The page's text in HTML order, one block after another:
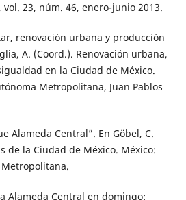
23, núm. 46, enero-junio 2013.
renovación urbana y producción
A. (Coord.). Renovación urbana,
en la Ciudad de México.
Metropolitana, Juan Pablos
Alameda Central”. En Göbel, C.
de la Ciudad de México. México:
Alameda Central en domingo: